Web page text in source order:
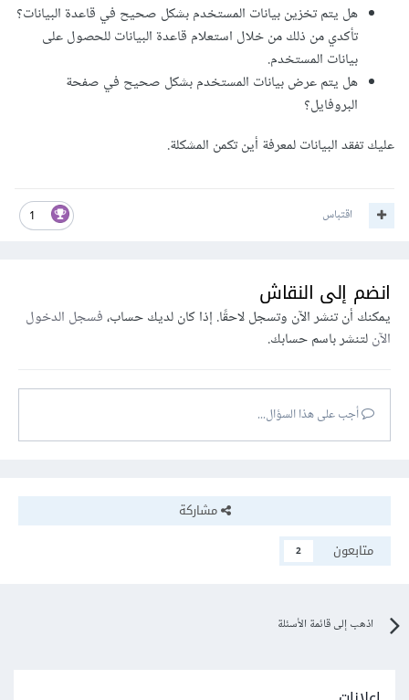
هل يتم تخزين بيانات المستخدم بشكل صحيح في قاعدة البيانات؟
تأكدي من ذلك من خلال استعلام قاعدة البيانات للحصول على
بيانات المستخدم.
هل يتم عرض بيانات المستخدم بشكل صحيح في صفحة
البروفايل؟
عليك تفقد البيانات لمعرفة أين تكمن المشكلة.
1 اقتباس
انضم إلى النقاش
يمكنك أن تنشر الآن وتسجل لاحقًا. إذا كان لديك حساب،فسجل الدخول
الآنلتنشر باسم حسابك.
أجب على هذا السؤال...
مشاركة
متابعون
2
اذهب إلى قائمة الأسئلة